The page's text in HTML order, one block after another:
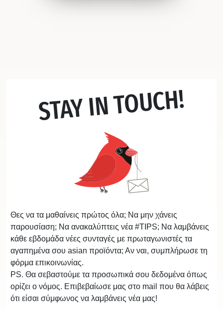
STAY IN TOUCH!
Θες να τα μαθαίνεις πρώτος όλα; Να μην χάνεις
παρουσίαση; Να ανακαλύπτεις νέα #TIPS; Να λαμβάνεις
κάθε εβδομάδα νέες συνταγές με πρωταγωνιστές τα
αγαπημένα σου asian προϊόντα; Αν ναι, συμπλήρωσε τη
φόρμα επικοινωνίας.
PS. Θα σεβαστούμε τα προσωπικά σου δεδομένα όπως
ορίζει ο νόμος. Επιβεβαίωσε μας στο mail που θα λάβεις
ότι είσαι σύμφωνος να λαμβάνεις νέα μας!